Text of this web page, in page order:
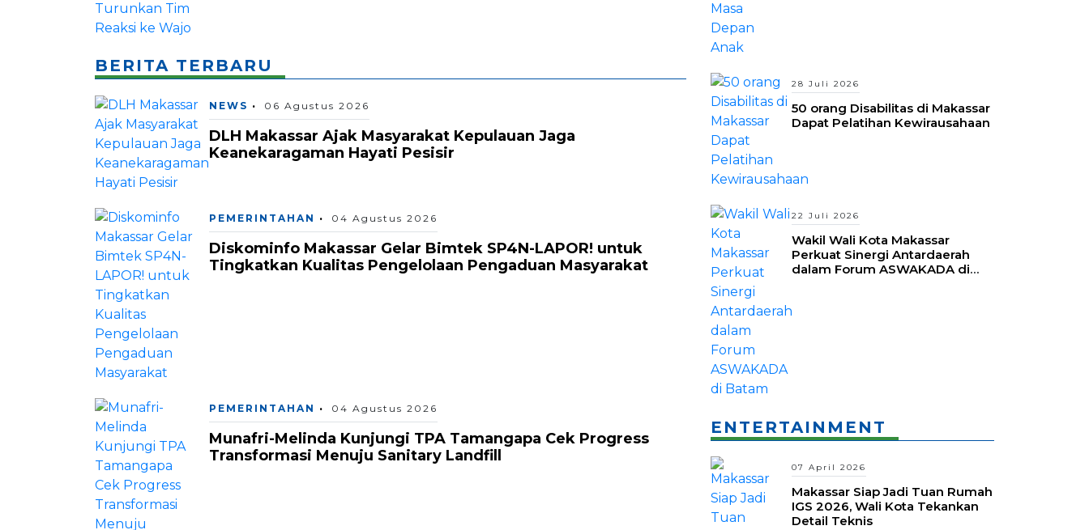
BERITA TERBARU
NEWS 06 Agustus 2026
DLH Makassar Ajak Masyarakat Kepulauan Jaga
Keanekaragaman Hayati Pesisir
PEMERINTAHAN 04 Agustus 2026
Diskominfo Makassar Gelar Bimtek SP4N-LAPOR! untuk
Tingkatkan Kualitas Pengelolaan Pengaduan Masyarakat
PEMERINTAHAN 04 Agustus 2026
Munafri-Melinda Kunjungi TPA Tamangapa Cek Progress
Transformasi Menuju Sanitary Landfill
28 Juli 2026
50 orang Disabilitas di Makassar
Dapat Pelatihan Kewirausahaan
22 Juli 2026
Wakil Wali Kota Makassar
Perkuat Sinergi Antardaerah
dalam Forum ASWAKADA di
ENTERTAINMENT
07 April 2026
Makassar Siap Jadi Tuan Rumah
IGS 2026, Wali Kota Tekankan
Detail Teknis